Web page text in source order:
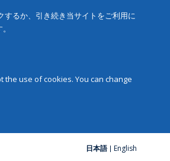
るか、引き続き当サイトをご利用に
use of cookies. You can change
日本語 English